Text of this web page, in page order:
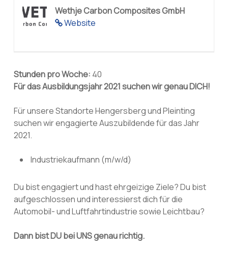
Website
Wethje Carbon Composites GmbH
Stunden pro Woche: 40
Für das Ausbildungsjahr 2021 suchen wir genau DICH!
Für unsere Standorte Hengersberg und Pleinting
suchen wir engagierte Auszubildende für das Jahr
2021.
Industriekaufmann (m/w/d)
Du bist engagiert und hast ehrgeizige Ziele? Du bist
aufgeschlossen und interessierst dich für die
Automobil- und Luftfahrtindustrie sowie Leichtbau?
Dann bist DU bei UNS genau richtig.